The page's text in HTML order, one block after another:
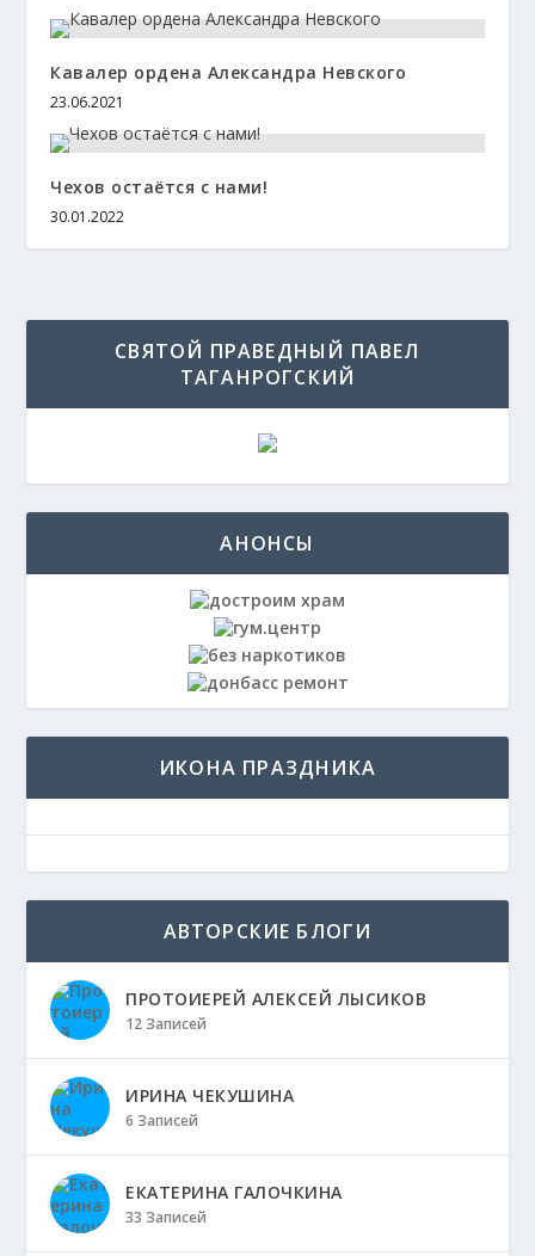
Кавалер ордена Александра Невского
23.06.2021
Чехов остаётся с нами!
30.01.2022
СВЯТОЙ ПРАВЕДНЫЙ ПАВЕЛ
ТАГАНРОГСКИЙ
АНОНСЫ
ИКОНА ПРАЗДНИКА
АВТОРСКИЕ БЛОГИ
ПРОТОИЕРЕЙ АЛЕКСЕЙ ЛЫСИКОВ
12 Записей
ИРИНА ЧЕКУШИНА
6 Записей
ЕКАТЕРИНА ГАЛОЧКИНА
33 Записей